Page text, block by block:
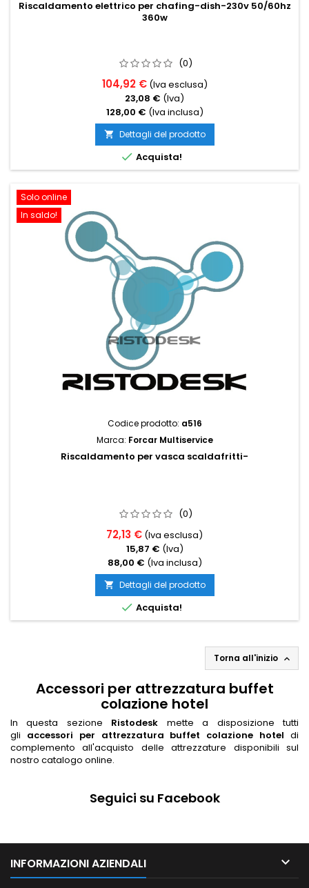
Riscaldamento elettrico per chafing-dish-230v 50/60hz
360w
(0)
104,92 € (Iva esclusa)
23,08 € (Iva)
128,00 € (Iva inclusa)
 Dettagli del prodotto
 Acquista!
Solo online
In saldo!
Codice prodotto: a516
Marca: Forcar Multiservice
Riscaldamento per vasca scaldafritti-
(0)
72,13 € (Iva esclusa)
15,87 € (Iva)
88,00 € (Iva inclusa)
 Dettagli del prodotto
 Acquista!
Torna all'inizio 
Accessori per attrezzatura buffet
colazione hotel
In questa sezione Ristodesk mette a disposizione tutti
gli accessori per attrezzatura buffet colazione hotel di
complemento all'acquisto delle attrezzature disponibili sul
nostro catalogo online.
Seguici su Facebook
INFORMAZIONI AZIENDALI 